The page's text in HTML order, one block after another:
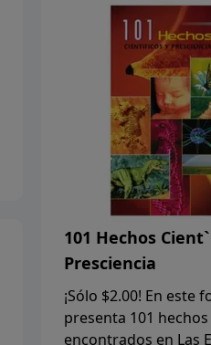
101 Hechos
Presciencia
¡Sólo $2.00! En este
presenta 101
encontrados en Las